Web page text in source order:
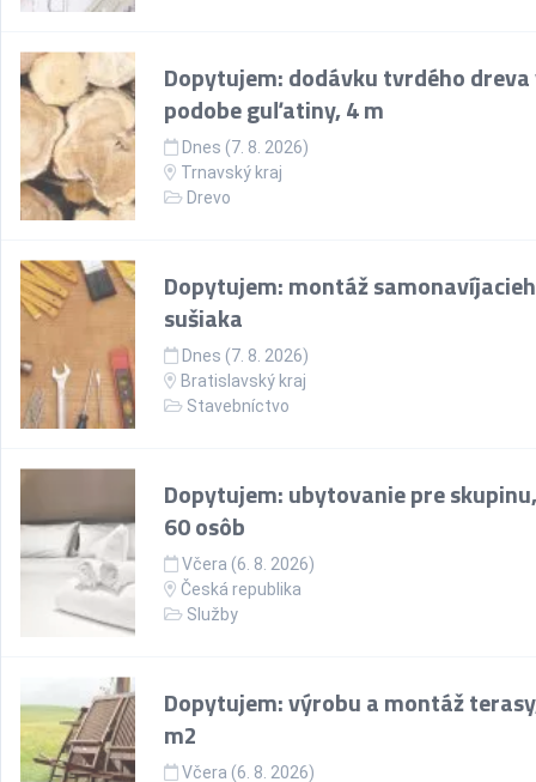
Dopytujem: dodávku tvrdého dreva
podobe guľatiny, 4 m
Dnes (7. 8. 2026)
Trnavský kraj
Drevo
Dopytujem: montáž
sušiaka
Dnes (7. 8. 2026)
Bratislavský kraj
Stavebníctvo
Dopytujem: ubytovanie pre
60 osôb
Včera (6. 8. 2026)
Česká republika
Služby
Dopytujem: výrobu a montáž
m2
Včera (6. 8. 2026)